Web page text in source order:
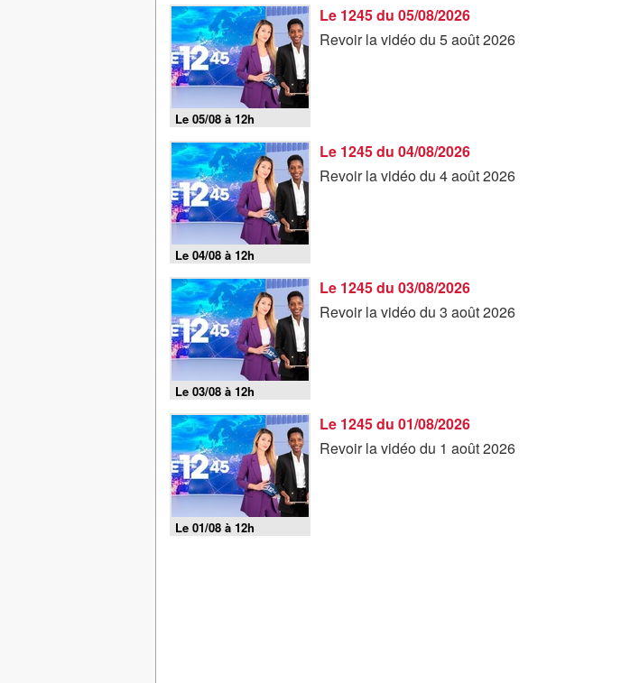
Le 05/08 à 12h
Le 1245 du 05/08/2026
Revoir la vidéo du 5 août 2026
Le 04/08 à 12h
Le 1245 du 04/08/2026
Revoir la vidéo du 4 août 2026
Le 03/08 à 12h
Le 1245 du 03/08/2026
Revoir la vidéo du 3 août 2026
Le 01/08 à 12h
Le 1245 du 01/08/2026
Revoir la vidéo du 1 août 2026